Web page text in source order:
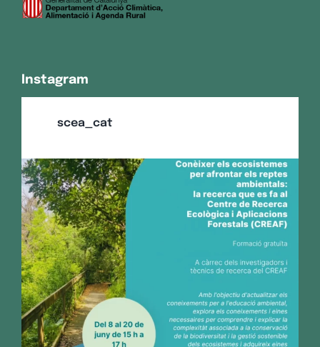
Instagram
scea_cat